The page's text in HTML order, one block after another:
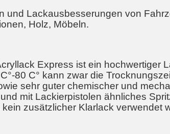
und Lackausbesserungen von
Holz, Möbeln.
Express ist ein hochwertiger
80 C° kann zwar die
sehr guter chemischer und
mit Lackierpistolen ähnliches
zusätzlicher Klarlack verwendet